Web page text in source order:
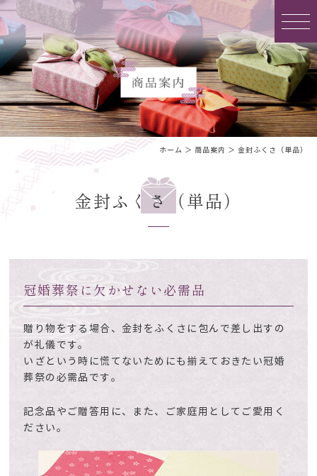
ホーム ＞ 商品案内 ＞ 金封ふくさ（単品）
金封ふくさ（単品）
冠婚葬祭に欠かせない必需品
贈り物をする場合、金封をふくさに包んで差し出すの
が礼儀です。
いざという時に慌てないためにも揃えておきたい冠婚
葬祭の必需品です。
記念品やご贈答用に、また、ご家庭用としてご愛用く
ださい。